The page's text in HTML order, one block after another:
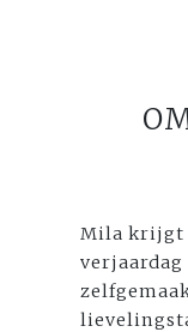
Mila krijgt
verjaardag